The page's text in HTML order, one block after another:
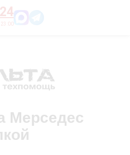
УСЛУГИ
Мерседес